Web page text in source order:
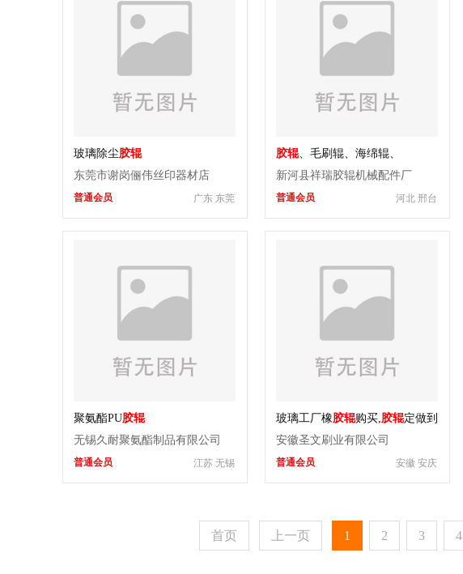
玻璃除尘胶辊
东莞市谢岗俪伟丝印器材店
广东 东莞
普通会员
胶辊、毛刷辊、海绵辊、
新河县祥瑞胶辊机械配件厂
河北 邢台
普通会员
聚氨酯PU胶辊
无锡久耐聚氨酯制品有限公司
江苏 无锡
普通会员
玻璃工厂橡胶辊购买,胶辊定做到
安徽圣文毛刷厂
安徽圣文刷业有限公司
安徽 安庆
普通会员
首页 上一页 1 2 3 4